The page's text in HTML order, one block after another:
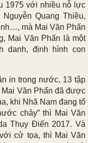
1975 với nhiều nỗ lực
Quang Thiều,
mà Mai Văn Phấn
Mai Văn Phấn là một
danh, định hình con
in trong nước, 13 tập
Văn Phấn đã được
khi Nhã Nam đang tổ
chảy” thì Mai Văn
Thụy Điển 2017. Và
cử tọa, thì Mai Văn